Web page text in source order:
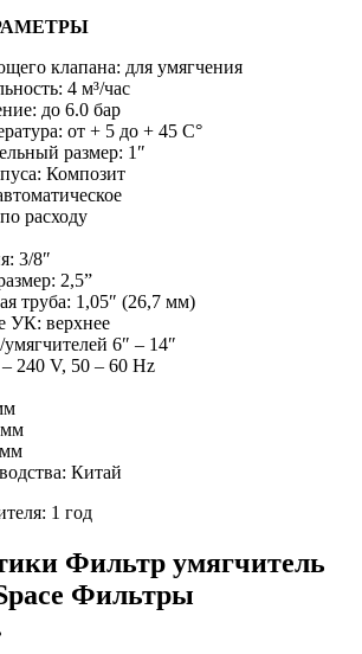
клапана: для умягчения
4 м³/час
до 6.0 бар
от + 5 до + 45 С°
размер: 1″
Композит
расходу
3/8″
2,5”
труба: 1,05″ (26,7 мм)
УК: верхнее
6″ – 14″
240 V, 50 – 60 Hz
Китай
1 год
Фильтр умягчитель
Фильтры